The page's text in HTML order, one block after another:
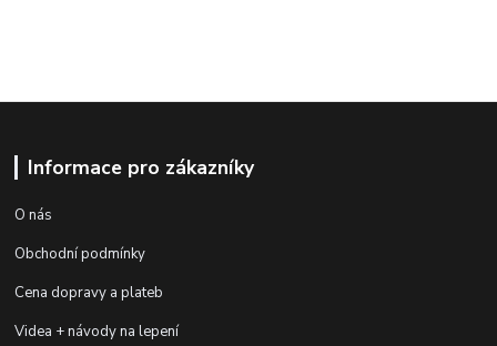
Informace pro zákazníky
O nás
Obchodní podmínky
Cena dopravy a plateb
Videa + návody na lepení